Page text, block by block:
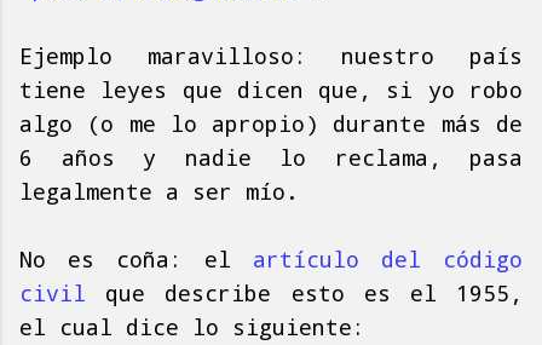
Ejemplo maravilloso: nuestro país
tiene leyes que dicen que, si yo robo
algo (o me lo apropio) durante más de
6 años y nadie lo reclama, pasa
legalmente a ser mío.
No es coña: el artículo del código
civil que describe esto es el 1955,
el cual dice lo siguiente: